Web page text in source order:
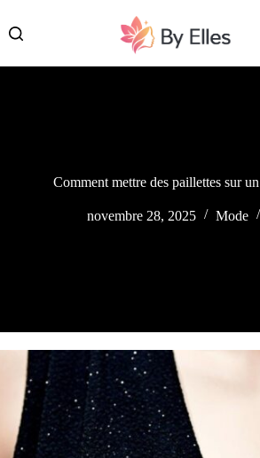
contenu
Comment mettre des paillettes sur
novembre 28, 2025 Mode